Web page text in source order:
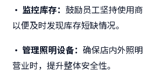
• 监控库存： 鼓励员工坚持使用
以便及时发现库存短缺情况。
• 管理照明设备： 确保店内外照
营业时，提升整体安全性。